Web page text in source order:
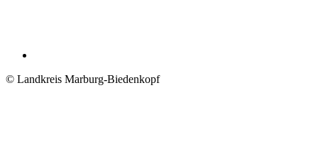
© Landkreis Marburg-Biedenkopf